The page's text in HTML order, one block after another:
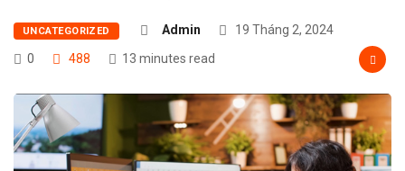
UNCATEGORIZED Admin
19 Tháng 2, 2024
0
488 13 minutes read